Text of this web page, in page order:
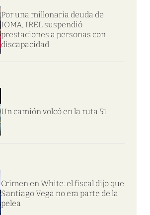
Por una millonaria deuda de
IOMA, IREL suspendió
prestaciones a personas con
discapacidad
Un camión volcó en la ruta 51
Crimen en White: el fiscal dijo que
Santiago Vega no era parte de la
pelea